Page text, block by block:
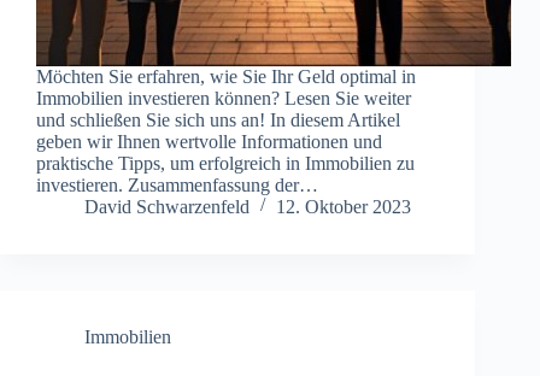
Möchten Sie erfahren, wie Sie Ihr Geld optimal in
Immobilien investieren können? Lesen Sie weiter
und schließen Sie sich uns an! In diesem Artikel
geben wir Ihnen wertvolle Informationen und
praktische Tipps, um erfolgreich in Immobilien zu
investieren. Zusammenfassung der…
David Schwarzenfeld
12. Oktober 2023
Immobilien